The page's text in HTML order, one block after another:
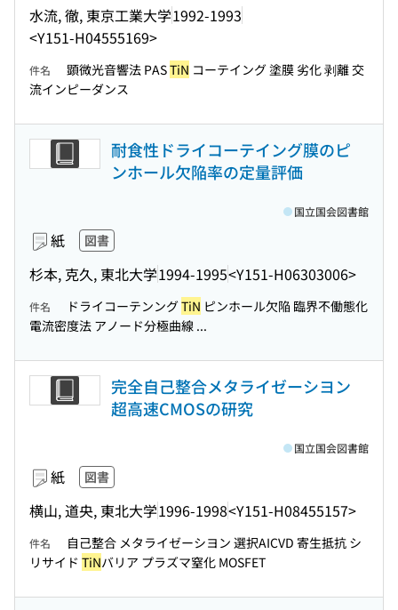
水流, 徹, 東京工業大学1992-1993
<Y151-H04555169>
件名 顕微光音響法 PASTiN コーテイング 塗膜 劣化 剥離 交
流インピーダンス
耐食性ドライコーテイング膜のピ
ンホール欠陥率の定量評価
紙 図書
杉本, 克久, 東北大学1994-1995<Y151-H06303006>
国立国会図書館
件名 ドライコーテンングTiN ピンホール欠陥 臨界不働態化
電流密度法 アノード分極曲線 ...
完全自己整合メタライゼーシヨン
超高速CMOSの研究
紙 図書
横山, 道央, 東北大学1996-1998<Y151-H08455157>
国立国会図書館
件名
自己整合 メタライゼーシヨン 選択AICVD 寄生抵抗 シ
リサイド TiNバリア プラズマ窒化 MOSFET